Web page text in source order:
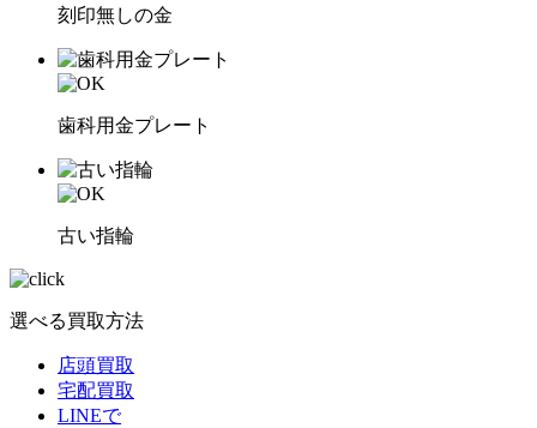
刻印無しの金
歯科用金プレート
古い指輪
選べる買取方法
店頭買取
宅配買取
LINEで